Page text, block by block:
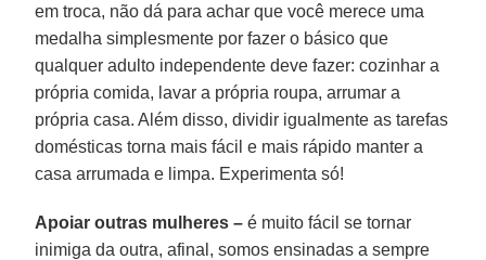
em troca, não dá para achar que você merece uma
medalha simplesmente por fazer o básico que
qualquer adulto independente deve fazer: cozinhar a
própria comida, lavar a própria roupa, arrumar a
própria casa. Além disso, dividir igualmente as tarefas
domésticas torna mais fácil e mais rápido manter a
casa arrumada e limpa. Experimenta só!
Apoiar outras mulheres – é muito fácil se tornar
inimiga da outra, afinal, somos ensinadas a sempre